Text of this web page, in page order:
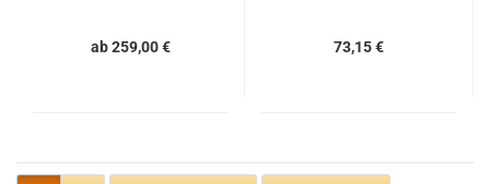
ab 259,00 € 73,15 €